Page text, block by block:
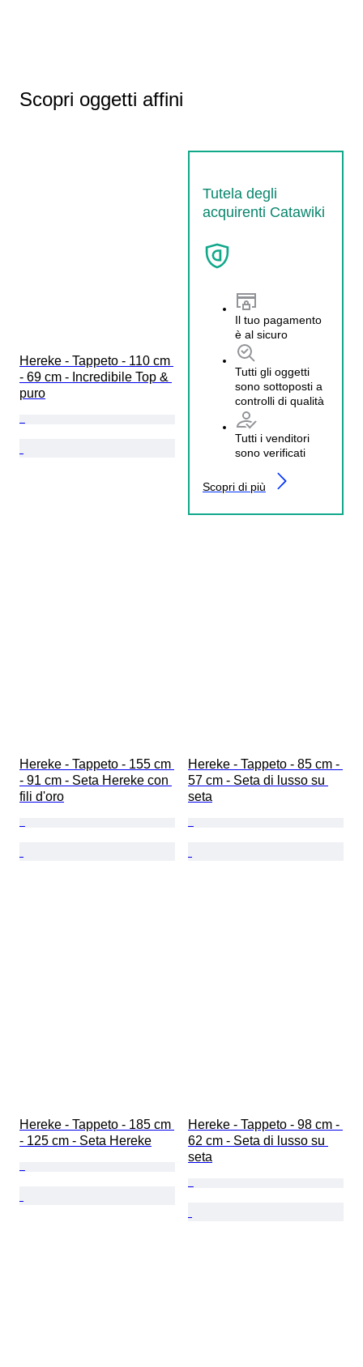
Scopri oggetti affini
Tutela degli
acquirenti Catawiki
Il tuo pagamento
è al sicuro
Tutti gli oggetti
sono sottoposti a
controlli di qualità
Tutti i venditori
sono verificati
Scopri di più
Hereke - Tappeto - 110 cm
- 69 cm - Incredibile Top &
puro
Hereke - Tappeto - 155 cm
- 91 cm - Seta Hereke con
fili d'oro
Hereke - Tappeto - 85 cm -
57 cm - Seta di lusso su
seta
Hereke - Tappeto - 185 cm
- 125 cm - Seta Hereke
Hereke - Tappeto - 98 cm -
62 cm - Seta di lusso su
seta